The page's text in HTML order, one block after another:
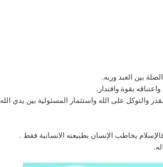
بين العبد وربه.
بقوة واقتدار.
والتوكل على الله واستثمار المسئولية بين يدي الله
يخاطب الإنسان بطبيعته الانسانية فقط .